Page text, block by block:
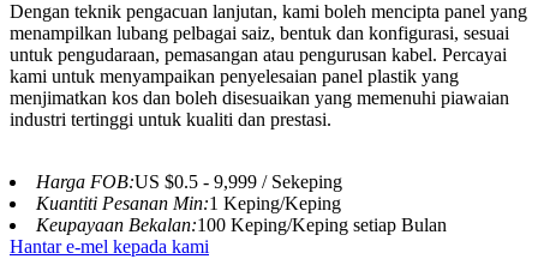
Dengan teknik pengacuan lanjutan, kami boleh mencipta panel yang
menampilkan lubang pelbagai saiz, bentuk dan konfigurasi, sesuai
untuk pengudaraan, pemasangan atau pengurusan kabel. Percayai
kami untuk menyampaikan penyelesaian panel plastik yang
menjimatkan kos dan boleh disesuaikan yang memenuhi piawaian
industri tertinggi untuk kualiti dan prestasi.
Harga FOB:US $0.5 - 9,999 / Sekeping
Kuantiti Pesanan Min:1 Keping/Keping
Keupayaan Bekalan:100 Keping/Keping setiap Bulan
Hantar e-mel kepada kami